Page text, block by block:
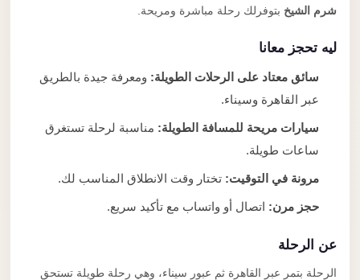
شرم الشيخبتوفرلك رحلة مباشرة ومريحة.
ليه تحجز معانا
سائق معتاد على الرحلات الطويلة:ومعرفة جيدة بالطريق
عبر القاهرة وسيناء.
سيارات مريحة للمسافة الطويلة:مناسبة لرحلة تستغرق
ساعات طويلة.
مرونة في التوقيت:تختار وقت الانطلاق المناسب لك.
حجز مرن:اتصال أو واتساب مع تأكيد سريع.
عن الرحلة
الرحلة بتمر عبر القاهرة ثم عبور سيناء، وهي رحلة طويلة تستحق